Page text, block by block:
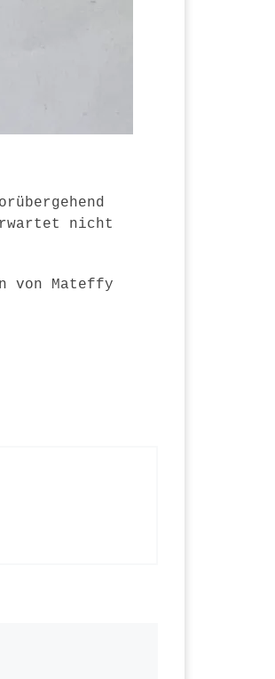
nicht
von Mateffy